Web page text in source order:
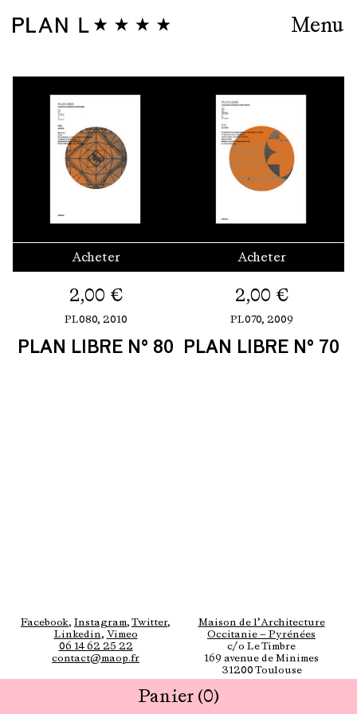
Menu
Acheter
2,00 €
PL080, 2010
PLAN LIBRE N° 80
Acheter
2,00 €
PL070, 2009
PLAN LIBRE N° 70
Panier (0)
Facebook, Instagram, Twitter,
Linkedin, Vimeo
Maison de l’Architecture
Occitanie — Pyrénées
06 14 62 25 22
contact@maop.fr
c/o Le Timbre
169 avenue de Minimes
31200 Toulouse